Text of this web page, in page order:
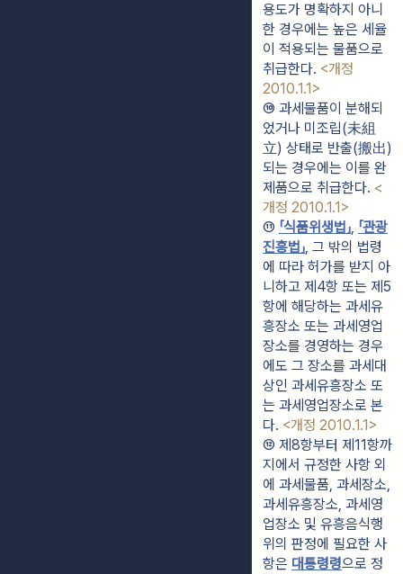
용도가 명확하지 아니
한 경우에는 높은 세율
이 적용되는 물품으로
취급한다. <개정
2010.1.1>
⑩ 과세물품이 분해되
었거나 미조립(未組
立) 상태로 반출(搬出)
되는 경우에는 이를 완
제품으로 취급한다. <
개정 2010.1.1>
⑪ 「식품위생법」, 「관광
진흥법」, 그 밖의 법령
에 따라 허가를 받지 아
니하고 제4항 또는 제5
항에 해당하는 과세유
흥장소 또는 과세영업
장소를 경영하는 경우
에도 그 장소를 과세대
상인 과세유흥장소 또
는 과세영업장소로 본
다. <개정 2010.1.1>
⑫ 제8항부터 제11항까
지에서 규정한 사항 외
에 과세물품, 과세장소,
과세유흥장소, 과세영
업장소 및 유흥음식행
위의 판정에 필요한 사
항은 대통령령으로 정